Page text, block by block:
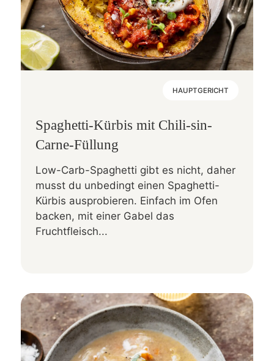
HAUPTGERICHT
Spaghetti-Kürbis mit Chili-sin-
Carne-Füllung
Low-Carb-Spaghetti gibt es nicht, daher
musst du unbedingt einen Spaghetti-
Kürbis ausprobieren. Einfach im Ofen
backen, mit einer Gabel das
Fruchtfleisch...